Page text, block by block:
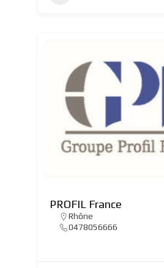
PROFIL France
Rhône
0478056666